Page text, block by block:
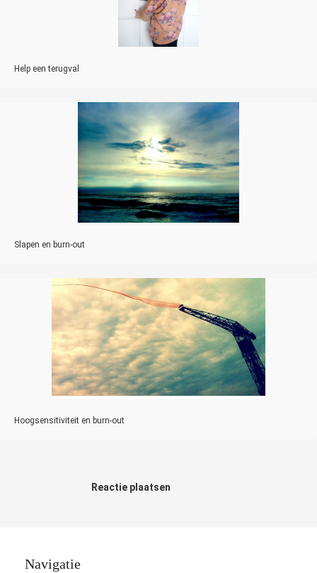
Help een terugval
Slapen en burn-out
Hoogsensitiviteit en burn-out
Reactie plaatsen
Navigatie